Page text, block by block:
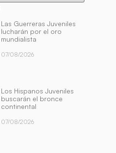
Las Guerreras Juveniles
lucharán por el oro
mundialista
07/08/2026
Los Hispanos Juveniles
buscarán el bronce
continental
07/08/2026